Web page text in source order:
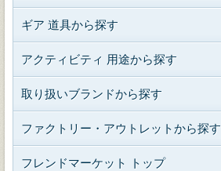
ギア 道具から探す
アクティビティ 用途から探す
取り扱いブランドから探す
ファクトリー・アウトレットから探す
フレンドマーケット トップ